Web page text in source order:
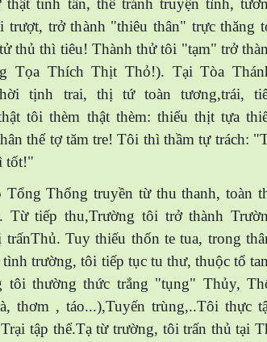
tinh tấn, thề tránh truyện tình,
trượt, trở thành "thiêu thân" trực thăng
thủ thì tiêu! Thành thử tôi "tạm" trở
Tọa Thích Thịt Thỏ!). Tại Tòa
tịnh trai, thị tứ toàn tương,trái,
tôi thèm thật thèm: thiếu thịt tựa
thể tợ tăm tre! Tôi thì thầm tự trách:
tốt!"
Thống truyền từ thu thanh, toàn
Từ tiếp thu,Trường tôi trở thành
Tuy thiếu thốn te tua, trong
tình trường, tôi tiếp tục tu thư, thuộc tổ
tôi thường thức trắng "tụng" Thủy,
thơm , táo...),Tuyến trùng,..Tôi thực
tập thể.Tạ từ trường, tôi trấn thủ tại